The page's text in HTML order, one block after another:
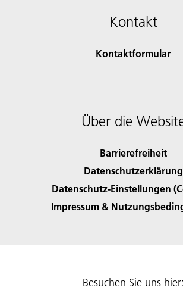
Kontakt
Kontaktformular
Über die
Barrierefreiheit
Datenschutzerklärung
Datenschutz-Einstellungen
Impressum &
Besuchen Sie uns hier: